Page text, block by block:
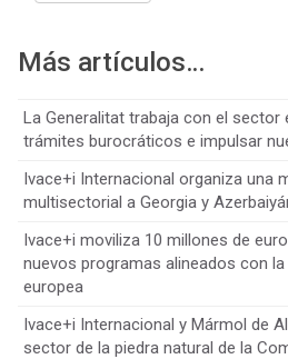
Más artículos…
La Generalitat trabaja con el sector
trámites burocráticos e impulsar
Ivace+i Internacional organiza una
multisectorial a Georgia y
Ivace+i moviliza 10 millones de
nuevos programas alineados con
europea
Ivace+i Internacional y Mármol de
sector de la piedra natural de la